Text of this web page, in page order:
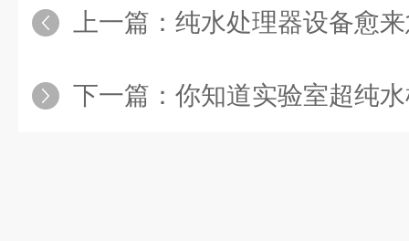
上一篇： 纯水处理器设备愈
下一篇： 你知道实验室超纯